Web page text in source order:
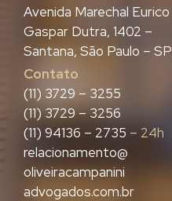
Avenida Marechal Eurico
Gaspar Dutra, 1402 –
Santana, São Paulo – SP
Contato
(11) 3729 – 3255
(11) 3729 – 3256
(11) 94136 – 2735 – 24h
relacionamento@
oliveiracampanini
advogados.com.br